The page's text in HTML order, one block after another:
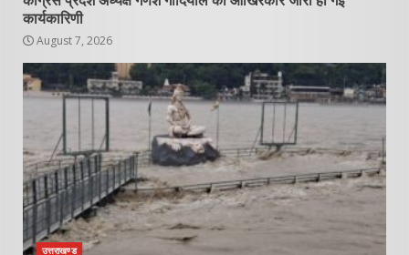
कार्यकारिणी
August 7, 2026
उत्तराखण्ड